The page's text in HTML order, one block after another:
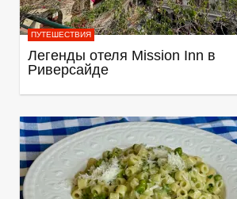
ПУТЕШЕСТВИЯ
Легенды отеля Mission Inn в
Риверсайде